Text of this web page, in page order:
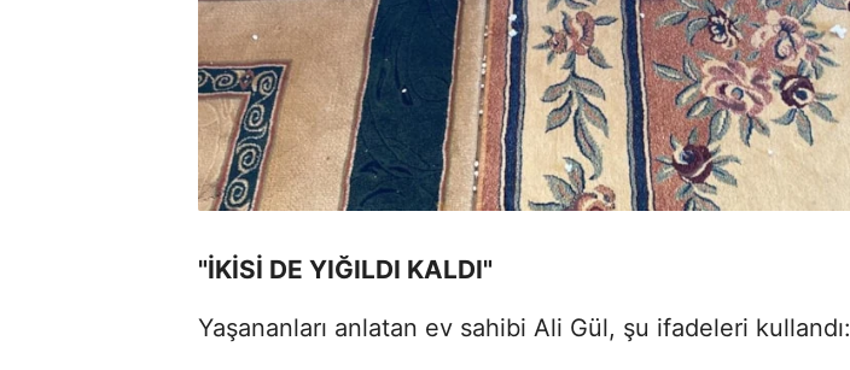
"İKİSİ DE YIĞILDI KALDI"
Yaşananları anlatan ev sahibi Ali Gül, şu ifadeleri kullandı: